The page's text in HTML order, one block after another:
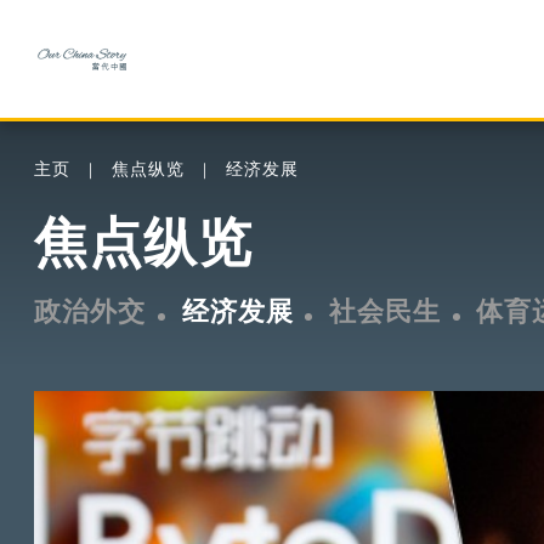
主页 焦点纵览 经济发展
焦点纵览
政治外交 经济发展 社会民生 体育